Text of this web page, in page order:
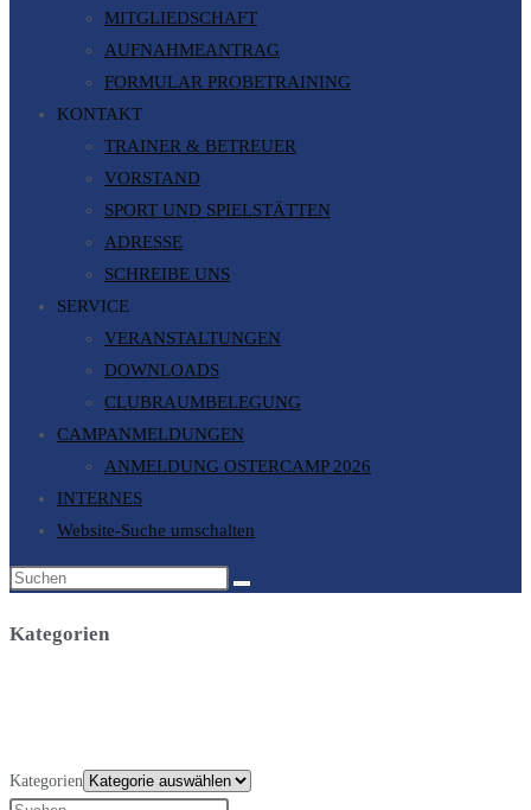
MITGLIEDSCHAFT
AUFNAHMEANTRAG
FORMULAR PROBETRAINING
KONTAKT
TRAINER & BETREUER
VORSTAND
SPORT UND SPIELSTÄTTEN
ADRESSE
SCHREIBE UNS
SERVICE
VERANSTALTUNGEN
DOWNLOADS
CLUBRAUMBELEGUNG
CAMPANMELDUNGEN
ANMELDUNG OSTERCAMP 2026
INTERNES
Website-Suche umschalten
Kategorien
Kategorien